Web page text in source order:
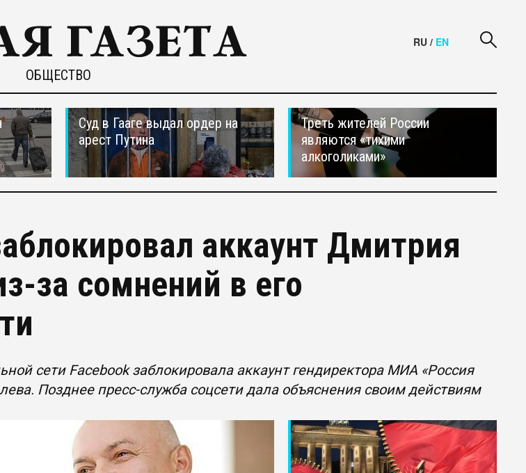
ОБЩЕСТВО
RU / EN
Суд в Гааге выдал ордер на
арест Путина
Треть жителей России
являются «тихими
алкоголиками»
аккаунт Дмитрия
за сомнений в его
сети Facebook заблокировала аккаунт гендиректора МИА «Россия
Позднее пресс-служба соцсети дала объяснения своим действиям